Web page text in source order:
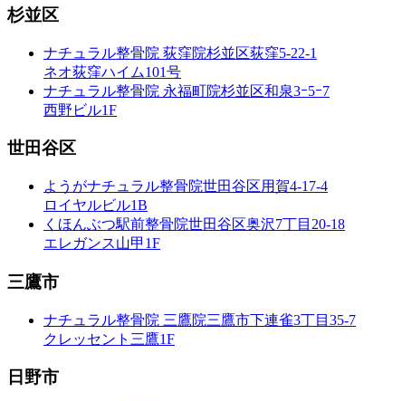
杉並区
ナチュラル整骨院 荻窪院杉並区荻窪5-22-1
ネオ荻窪ハイム101号
ナチュラル整骨院 永福町院杉並区和泉3ｰ5ｰ7
西野ビル1F
世田谷区
ようがナチュラル整骨院世田谷区用賀4-17-4
ロイヤルビル1B
くほんぶつ駅前整骨院世田谷区奥沢7丁目20-18
エレガンス山甲1F
三鷹市
ナチュラル整骨院 三鷹院三鷹市下連雀3丁目35-7
クレッセント三鷹1F
日野市